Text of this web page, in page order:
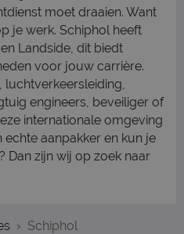
moet draaien. Want
je werk. Schiphol heeft
Landside, dit biedt
voor jouw carrière.
luchtverkeersleiding,
engineers, beveiliger of
internationale omgeving
echte aanpakker en kun je
Dan zijn wij op zoek naar
Schiphol